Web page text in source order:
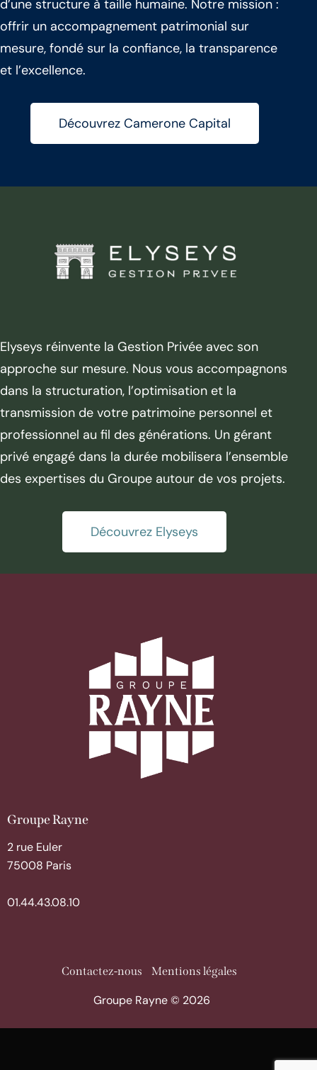
d’une structure à taille humaine. Notre mission :
offrir un accompagnement patrimonial sur
mesure, fondé sur la confiance, la transparence
et l’excellence.
Découvrez Camerone Capital
Elyseys réinvente la Gestion Privée avec son
approche sur mesure. Nous vous accompagnons
dans la structuration, l’optimisation et la
transmission de votre patrimoine personnel et
professionnel au fil des générations. Un gérant
privé engagé dans la durée mobilisera l’ensemble
des expertises du Groupe autour de vos projets.
Découvrez Elyseys
Groupe Rayne
2 rue Euler
75008 Paris
01.44.43.08.10
Contactez-nous Mentions légales
Groupe Rayne © 2026